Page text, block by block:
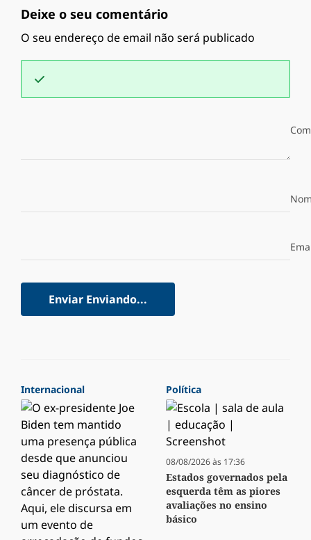
Deixe o seu comentário
O seu endereço de email não será publicado
Enviar Enviando...
Internacional Política
08/08/2026 às 17:36
Estados governados pela
esquerda têm as piores
avaliações no ensino
básico